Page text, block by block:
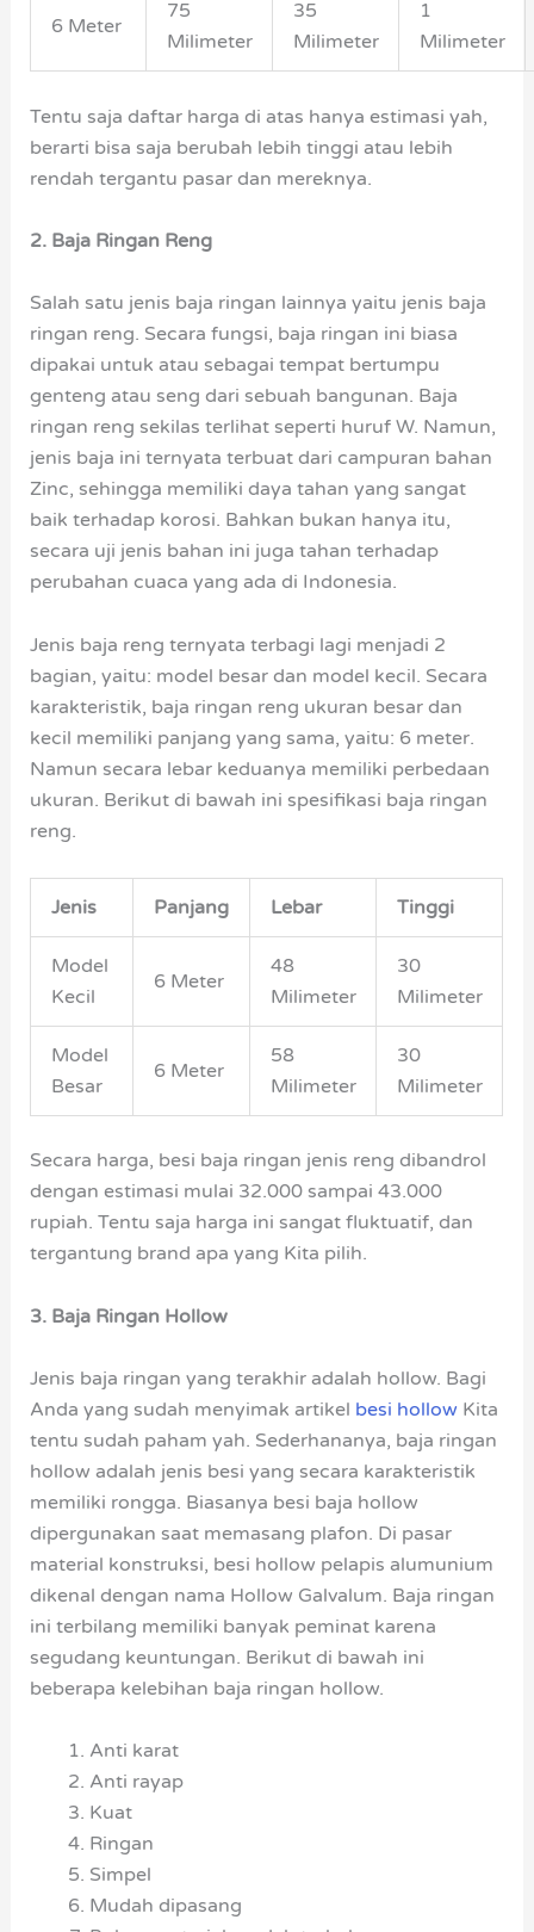
6 Meter
75
Milimeter
35
Milimeter
1
Milimeter
Tentu saja daftar harga di atas hanya estimasi yah,
berarti bisa saja berubah lebih tinggi atau lebih
rendah tergantu pasar dan mereknya.
2. Baja Ringan Reng
Salah satu jenis baja ringan lainnya yaitu jenis baja
ringan reng. Secara fungsi, baja ringan ini biasa
dipakai untuk atau sebagai tempat bertumpu
genteng atau seng dari sebuah bangunan. Baja
ringan reng sekilas terlihat seperti huruf W. Namun,
jenis baja ini ternyata terbuat dari campuran bahan
Zinc, sehingga memiliki daya tahan yang sangat
baik terhadap korosi. Bahkan bukan hanya itu,
secara uji jenis bahan ini juga tahan terhadap
perubahan cuaca yang ada di Indonesia.
Jenis baja reng ternyata terbagi lagi menjadi 2
bagian, yaitu: model besar dan model kecil. Secara
karakteristik, baja ringan reng ukuran besar dan
kecil memiliki panjang yang sama, yaitu: 6 meter.
Namun secara lebar keduanya memiliki perbedaan
ukuran. Berikut di bawah ini spesifikasi baja ringan
reng.
Jenis Panjang Lebar Tinggi
Model
Kecil
6 Meter
48
Milimeter
30
Milimeter
Model
Besar
6 Meter
58
Milimeter
30
Milimeter
Secara harga, besi baja ringan jenis reng dibandrol
dengan estimasi mulai 32.000 sampai 43.000
rupiah. Tentu saja harga ini sangat fluktuatif, dan
tergantung brand apa yang Kita pilih.
3. Baja Ringan Hollow
Jenis baja ringan yang terakhir adalah hollow. Bagi
Anda yang sudah menyimak artikel besi hollow Kita
tentu sudah paham yah. Sederhananya, baja ringan
hollow adalah jenis besi yang secara karakteristik
memiliki rongga. Biasanya besi baja hollow
dipergunakan saat memasang plafon. Di pasar
material konstruksi, besi hollow pelapis alumunium
dikenal dengan nama Hollow Galvalum. Baja ringan
ini terbilang memiliki banyak peminat karena
segudang keuntungan. Berikut di bawah ini
beberapa kelebihan baja ringan hollow.
Anti karat
Anti rayap
Kuat
Ringan
Simpel
Mudah dipasang